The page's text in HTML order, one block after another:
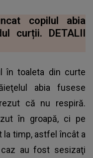
copilul abia
curții. DETALII
în toaleta din curte
abia fusese
că nu respiră.
în groapă, ci pe
la timp, astfel încât a
au fost sesizaţi